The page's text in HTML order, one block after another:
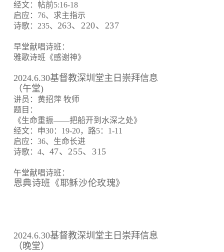
经文：帖前5:16-18
启应：76、求主指示
诗歌：235、 263、220、237
早堂献唱诗班：
雅歌诗班《感谢神》
2024.6.30基督教深圳堂主日崇拜信息
（午堂)
讲员：黄招萍 牧师
题目：
《生命重振——把船开到水深之处》
经文：申30：19-20，路5：1-11
启应：36、生命长进
诗歌：4、 47、255、315
午堂献唱诗班：
恩典诗班《耶稣沙伦玫瑰》
2024.6.30基督教深圳堂主日崇拜信息
（晚堂）